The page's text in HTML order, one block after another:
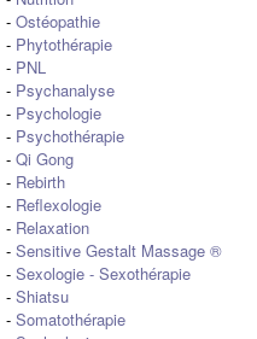
- Ostéopathie
- Phytothérapie
- PNL
- Psychanalyse
- Psychologie
- Psychothérapie
- Qi Gong
- Rebirth
- Reflexologie
- Relaxation
- Sensitive Gestalt Massage ®
- Sexologie - Sexothérapie
- Shiatsu
- Somatothérapie